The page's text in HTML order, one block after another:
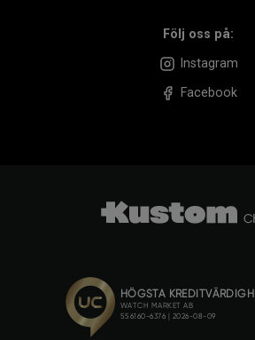
Följ oss på:
Instagram
Facebook